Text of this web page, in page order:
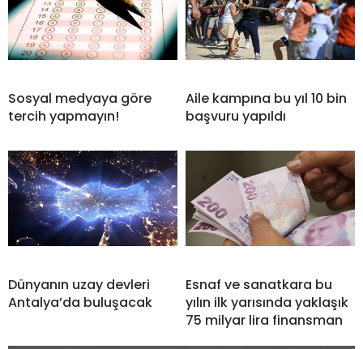
Sosyal medyaya göre
tercih yapmayın!
Aile kampına bu yıl 10 bin
başvuru yapıldı
Dünyanın uzay devleri
Antalya’da buluşacak
Esnaf ve sanatkara bu
yılın ilk yarısında yaklaşık
75 milyar lira finansman